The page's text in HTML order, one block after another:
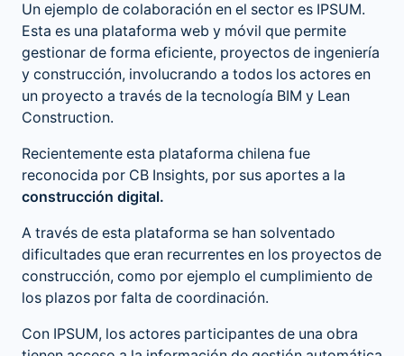
Un ejemplo de colaboración en el sector es IPSUM.
Esta es una plataforma web y móvil que permite
gestionar de forma eficiente, proyectos de ingeniería
y construcción, involucrando a todos los actores en
un proyecto a través de la tecnología BIM y Lean
Construction.
Recientemente esta plataforma chilena fue
reconocida por CB Insights, por sus aportes a la
construcción digital.
A través de esta plataforma se han solventado
dificultades que eran recurrentes en los proyectos de
construcción, como por ejemplo el cumplimiento de
los plazos por falta de coordinación.
Con IPSUM, los actores participantes de una obra